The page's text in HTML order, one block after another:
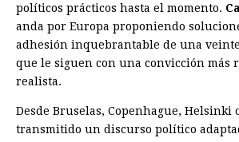
políticos prácticos hasta el momento.
anda por Europa proponiendo
adhesión inquebrantable de una
que le siguen con una convicción más
realista.
Desde Bruselas, Copenhague, Helsinki
transmitido un discurso polí­tico